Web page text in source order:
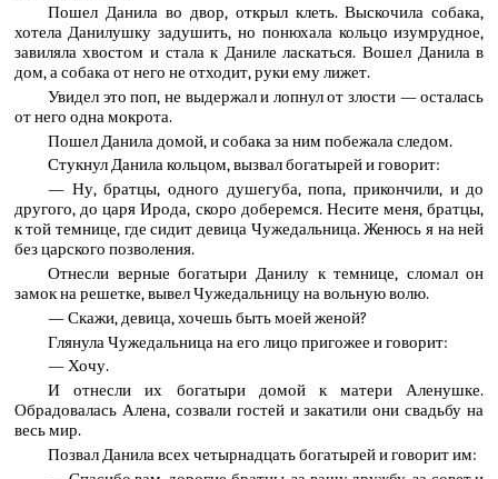
Пошел Данила во двор, открыл клеть. Выскочила собака,
хотела Данилушку задушить, но понюхала кольцо изумрудное,
завиляла хвостом и стала к Даниле ласкаться. Вошел Данила в
дом, а собака от него не отходит, руки ему лижет.
Увидел это поп, не выдержал и лопнул от злости — осталась
от него одна мокрота.
Пошел Данила домой, и собака за ним побежала следом.
Стукнул Данила кольцом, вызвал богатырей и говорит:
— Ну, братцы, одного душегуба, попа, прикончили, и до
другого, до царя Ирода, скоро доберемся. Несите меня, братцы,
к той темнице, где сидит девица Чужедальница. Женюсь я на ней
без царского позволения.
Отнесли верные богатыри Данилу к темнице, сломал он
замок на решетке, вывел Чужедальницу на вольную волю.
— Скажи, девица, хочешь быть моей женой?
Глянула Чужедальница на его лицо пригожее и говорит:
— Хочу.
И отнесли их богатыри домой к матери Аленушке.
Обрадовалась Алена, созвали гостей и закатили они свадьбу на
весь мир.
Позвал Данила всех четырнадцать богатырей и говорит им: